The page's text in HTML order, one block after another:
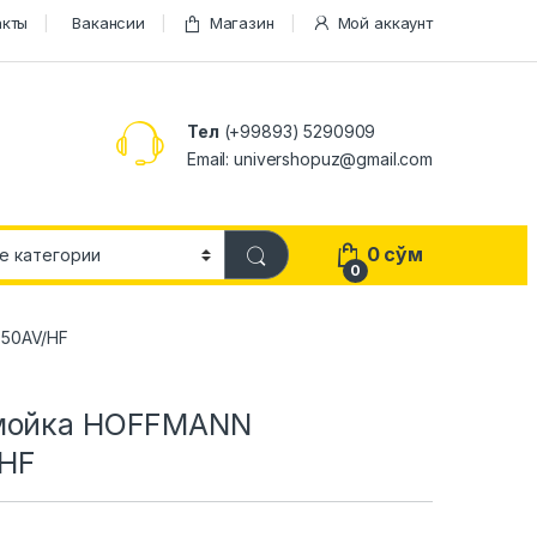
Вакансии Магазин Мой аккаунт
Тел (+99893) 5290909
Email: univershopuz@gmail.com
0
0 сўм
HF
HOFFMANN